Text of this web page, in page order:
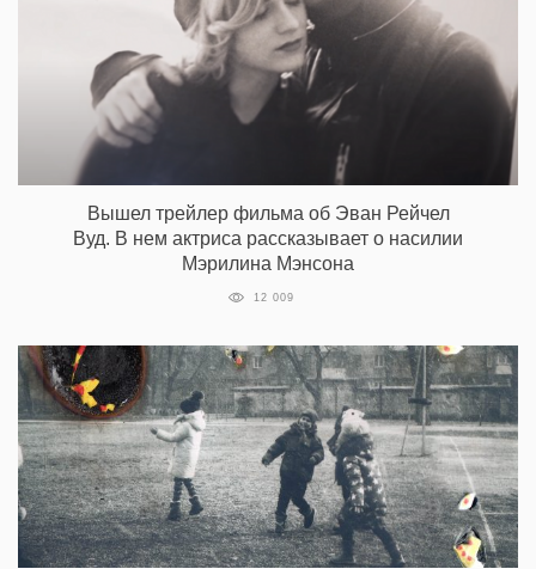
Вышел трейлер фильма об Эван Рейчел
Вуд. В нем актриса рассказывает о насилии
Мэрилина Мэнсона
12 009